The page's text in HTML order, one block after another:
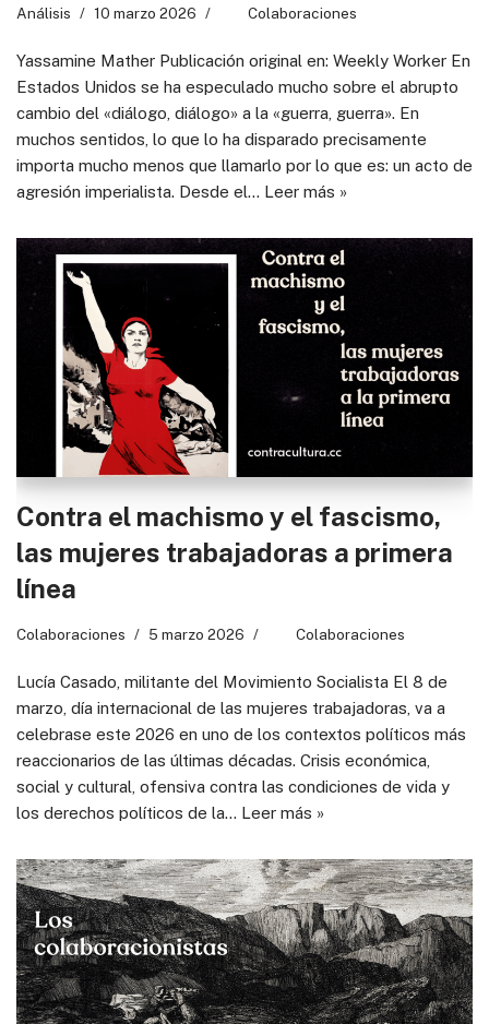
Análisis 10 marzo 2026 Colaboraciones
Yassamine Mather Publicación original en: Weekly Worker En
Estados Unidos se ha especulado mucho sobre el abrupto
cambio del «diálogo, diálogo» a la «guerra, guerra». En
muchos sentidos, lo que lo ha disparado precisamente
importa mucho menos que llamarlo por lo que es: un acto de
agresión imperialista. Desde el… Leer más »
Contra el machismo y el fascismo,
las mujeres trabajadoras a primera
línea
Colaboraciones 5 marzo 2026 Colaboraciones
Lucía Casado, militante del Movimiento Socialista El 8 de
marzo, día internacional de las mujeres trabajadoras, va a
celebrase este 2026 en uno de los contextos políticos más
reaccionarios de las últimas décadas. Crisis económica,
social y cultural, ofensiva contra las condiciones de vida y
los derechos políticos de la… Leer más »